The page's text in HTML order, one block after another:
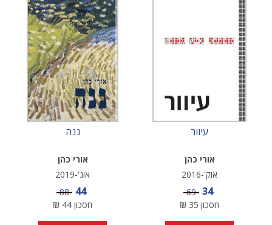
עיוור
אורי כהן
אוק'-2016
מחיר מבצע
34 מחיר
69
חסכון 35
₪
ננה
אורי כהן
אוג'-2019
מחיר מבצע
44 מחיר
88
חסכון 44
₪